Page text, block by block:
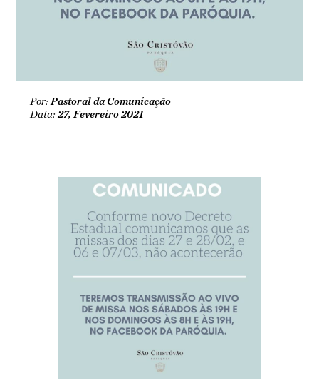
Por:Pastoral da Comunicação
Data:27, Fevereiro 2021